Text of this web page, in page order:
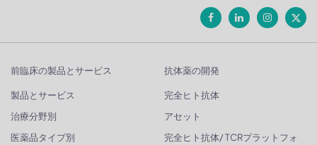
前臨床の製品とサービス
製品とサービス
治療分野別
医薬品タイプ別
抗体薬の開発
完全ヒト抗体
アセット
完全ヒト抗体/ TCRプラットフォ